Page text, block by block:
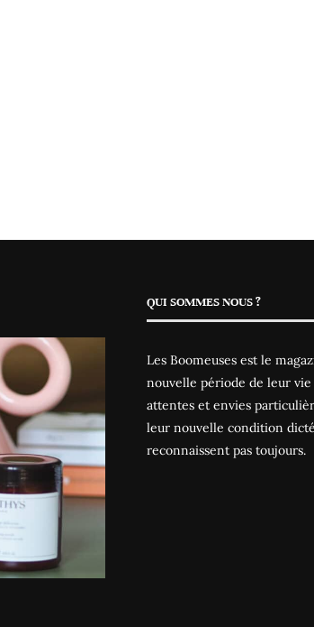
QUI SOMMES NOUS ?
Les Boomeuses est le
nouvelle période de leur
attentes et envies
leur nouvelle condition
reconnaissent pas toujours.